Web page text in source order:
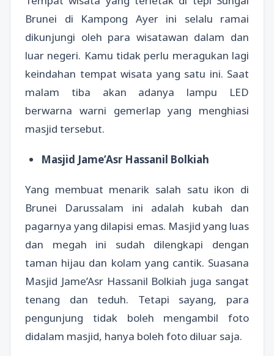
Brunei di Kampong Ayer ini selalu ramai
dikunjungi oleh para wisatawan dalam dan
luar negeri. Kamu tidak perlu meragukan lagi
keindahan tempat wisata yang satu ini. Saat
malam tiba akan adanya lampu LED
berwarna warni gemerlap yang menghiasi
masjid tersebut.
Masjid Jame’Asr Hassanil Bolkiah
Yang membuat menarik salah satu ikon di
Brunei Darussalam ini adalah kubah dan
pagarnya yang dilapisi emas. Masjid yang luas
dan megah ini sudah dilengkapi dengan
taman hijau dan kolam yang cantik. Suasana
Masjid Jame’Asr Hassanil Bolkiah juga sangat
tenang dan teduh. Tetapi sayang, para
pengunjung tidak boleh mengambil foto
didalam masjid, hanya boleh foto diluar saja.